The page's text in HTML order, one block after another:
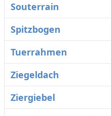
Souterrain
Spitzbogen
Tuerrahmen
Ziegeldach
Ziergiebel